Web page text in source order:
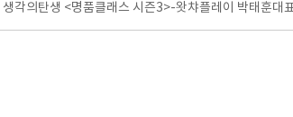
생각의탄생 <명품클래스 시즌3>-왓챠플레이 박태훈대